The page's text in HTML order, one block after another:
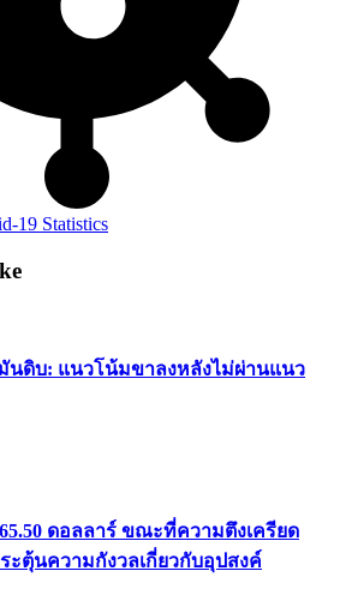
19 Statistics
นดิบ: แนวโน้มขาลงหลังไม่ผ่านแนว
ดอลลาร์ ขณะที่ความตึงเครียด
ะตุ้นความกังวลเกี่ยวกับอุปสงค์